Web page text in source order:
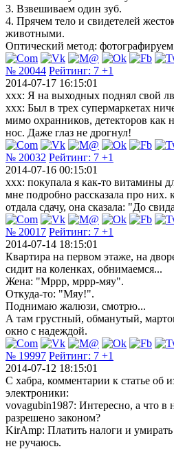
3. Взвешиваем один зуб.
4. Прячем тело и свидетелей
животными.
Оптический метод:
№ 20044 Рейтинг: 7 +1
2014-07-17 16:15:01
ххх: Я на выходных поднял свой
ххх: Был в трех супермаркетах
мимо охранников, детекторов как
нос. Даже глаз не дрогнул!
№ 20032 Рейтинг: 7 +1
2014-07-16 00:15:01
xxx: покупала я как-то витамины
мне подробно рассказала про них.
отдала сдачу, она сказала: "До
№ 20017 Рейтинг: 7 +1
2014-07-14 18:15:01
Квартира на первом этаже, на
сидит на коленках, обнимаемся...
Жена: "Мррр, мррр-мяу".
Откуда-то: "Мяу!".
Поднимаю жалюзи, смотрю...
А там грустный, обманутый,
окно с надеждой.
№ 19997 Рейтинг: 7 +1
2014-07-12 18:15:01
С хабра, комментарии к статье об
электроники:
vovagubin1987: Интересно, а что в
разрешено законом?
KirAmp: Платить налоги и умирать
не ручаюсь.